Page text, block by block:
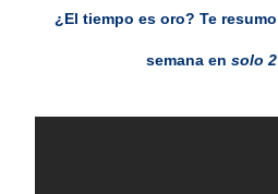
¿El tiempo es oro? Te
semana en solo